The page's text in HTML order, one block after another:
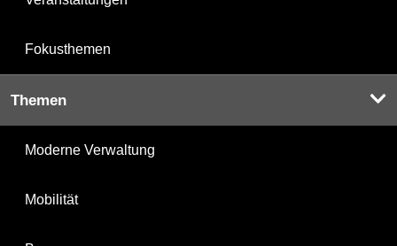
Fokusthemen
Themen
Moderne Verwaltung
Mobilität